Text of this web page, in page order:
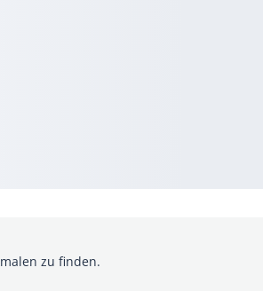
zu finden.